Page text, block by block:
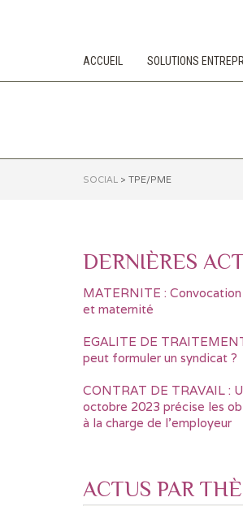
ACCUEIL SOLUTIONS
SOCIAL > TPE/PME
DERNIÈRES
MATERNITE :
et maternité
EGALITE DE
peut formuler un syndicat ?
CONTRAT DE TRAVAIL :
octobre 2023 précise les
à la charge de l’employeur
ACTUS PAR